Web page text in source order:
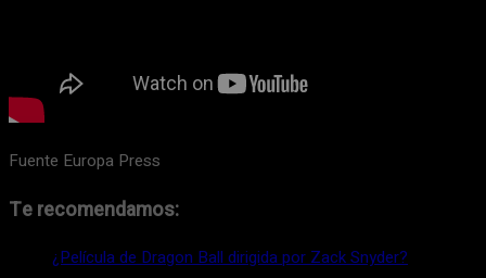
Fuente Europa Press
Te recomendamos:
¿Película de Dragon Ball dirigida por Zack Snyder?